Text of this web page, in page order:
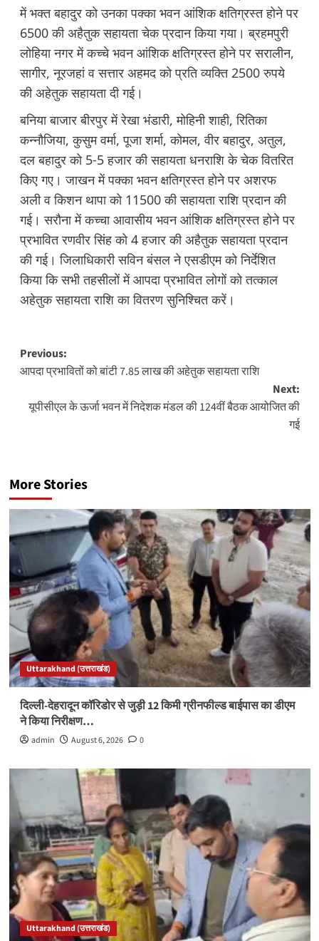
में भक्त बहादुर को उनका पक्का भवन आंशिक क्षतिग्रस्त होने पर
6500 की अहैतुक सहायता चेक प्रदान किया गया। ब्रहमपुरी
लोहिया नगर में कच्चे भवन आंशिक क्षतिग्रस्त होने पर सरालीन,
सागीर, नूरजहां व सत्तार अहमद को प्रति व्यक्ति 2500 रुपये
की अहेतुक सहायता दी गई।
बनिया बाजार बीरपुर में रेखा भंडारी, मोहिनी शाही, रितिका
कन्नौजिया, कुसुम वर्मा, पूजा शर्मा, कोमल, वीर बहादुर, अतुल,
दल बहादुर को 5-5 हजार की सहायता धनराशि के चेक वितरित
किए गए। जाखन में पक्का भवन क्षतिग्रस्त होने पर अशरफ
अली व किशन थापा को 11500 की सहायता राशि प्रदान की
गई। सरौना में कच्चा आवासीय भवन आंशिक क्षतिग्रस्त होने पर
प्रभावित रणवीर सिंह को 4 हजार की अहैतुक सहायता प्रदान
की गई। जिलाधिकारी सविन बंसल ने एसडीएम को निर्देशित
किया कि सभी तहसीलों में आपदा प्रभावित लोगों को तत्काल
अहेतुक सहायता राशि का वितरण सुनिश्चित करें।
Post
navigation
Previous:
आपदा प्रभावितों को बांटी 7.85 लाख की अहेतुक सहायता राशि
Next:
यूपीसीएल के ऊर्जा भवन में निदेशक मंडल की 124वीं बैठक आयोजित की
गई
More Stories
Uttarakhand (उत्तराखंड)
दिल्ली-देहरादून कॉरिडोर से जुड़ी 12 किमी ग्रीनफील्ड बाईपास का डीएम
ने किया निरीक्षण…
admin August 6, 2026 0
Uttarakhand (उत्तराखंड)